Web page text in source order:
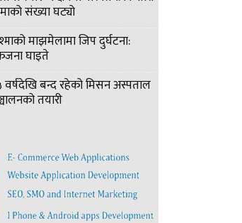
संख्या घट्यो
माझमेलामा जिप दुर्घटना:
घाइते
वर्षदेखि बन्द रहेको मिसन अस्पताल
तयारी